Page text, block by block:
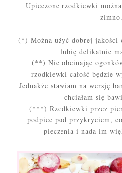
Upieczone rzodkiewki
zimno.
(*) Można użyć dobrej jakości
lubię delikatnie
(**) Nie obcinając
rzodkiewki całość będzie
Jednakże stawiam na wersję
chciałam się
(***) Rzodkiewki przez
podpiec pod przykryciem,
pieczenia i nada im